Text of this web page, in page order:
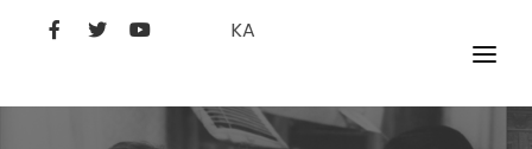
KA
ᲤᲘᲚᲛᲔᲑᲘ